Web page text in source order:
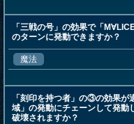
「三戦の号」の効果で「
のターンに発動できますか？
魔法
「刻印を持つ者」の③の効果が
域」の発動にチェーンして発動
破壊されますか？